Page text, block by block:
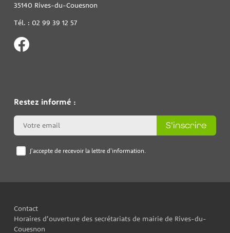
35140 Rives-du-Couesnon
Tél. : 02 99 39 12 57
Restez informé :
J'accepte de recevoir la lettre d'information.
S'inscrire
Contact
Horaires d’ouverture des secrétariats de mairie de Rives-du-
Couesnon